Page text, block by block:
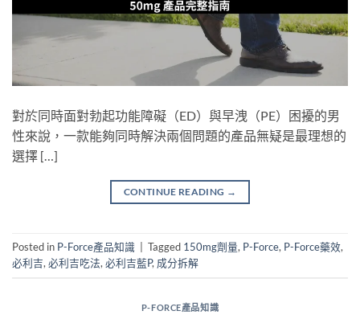
對於同時面對勃起功能障礙（ED）與早洩（PE）困擾的男
性來說，一款能夠同時解決兩個問題的產品無疑是最理想的
選擇 […]
CONTINUE READING →
Posted in P-Force產品知識 Tagged 150mg劑量, P-Force, P-Force藥效,
必利吉,必利吉吃法,必利吉藍P, 成分拆解
P-FORCE產品知識